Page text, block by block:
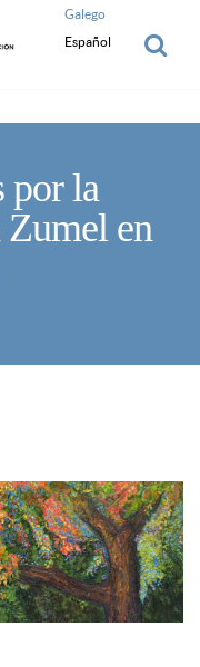
Galego
Español
por la
Zumel en